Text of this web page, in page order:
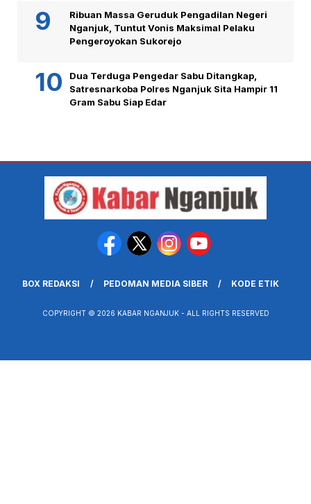
Ribuan Massa Geruduk Pengadilan Negeri
Nganjuk, Tuntut Vonis Maksimal Pelaku
Pengeroyokan Sukorejo
Dua Terduga Pengedar Sabu Ditangkap,
Satresnarkoba Polres Nganjuk Sita Hampir 11
Gram Sabu Siap Edar
BOX REDAKSI PEDOMAN MEDIA SIBER KODE ETIK
COPYRIGHT © 2026 KABAR NGANJUK - ALL RIGHTS RESERVED